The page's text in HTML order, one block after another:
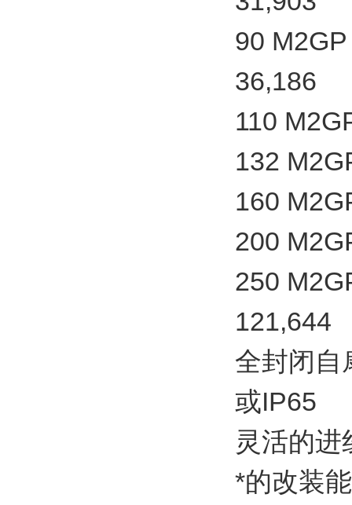
90
36,186
110
132
160
200
250
121,644
全封闭自
或IP65
灵活的进
*的改装